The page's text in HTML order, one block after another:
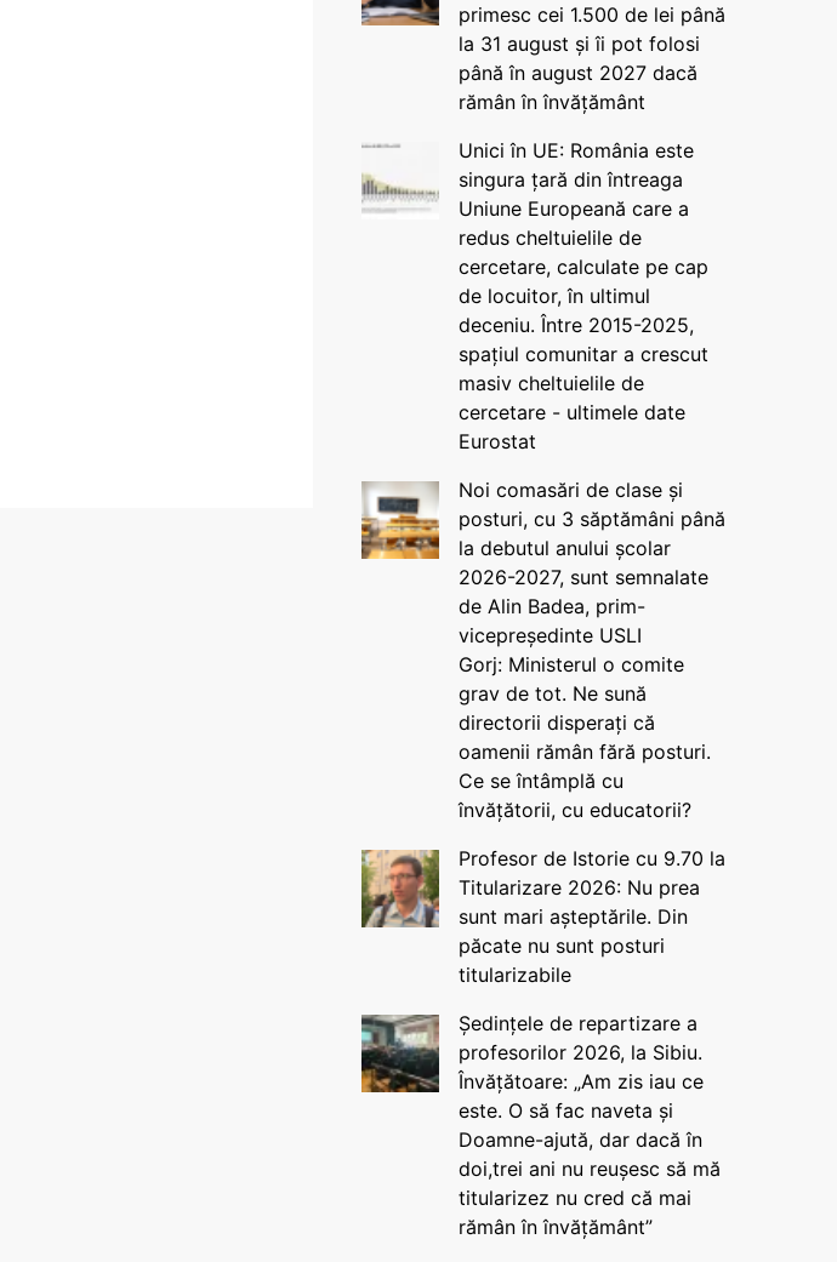
primesc cei 1.500 de lei până
la 31 august și îi pot folosi
până în august 2027 dacă
rămân în învățământ
Unici în UE: România este
singura țară din întreaga
Uniune Europeană care a
redus cheltuielile de
cercetare, calculate pe cap
de locuitor, în ultimul
deceniu. Între 2015-2025,
spațiul comunitar a crescut
masiv cheltuielile de
cercetare - ultimele date
Eurostat
Noi comasări de clase și
posturi, cu 3 săptămâni până
la debutul anului școlar
2026-2027, sunt semnalate
de Alin Badea, prim-
vicepreședinte USLI
Gorj: Ministerul o comite
grav de tot. Ne sună
directorii disperați că
oamenii rămân fără posturi.
Ce se întâmplă cu
învățătorii, cu educatorii?
Profesor de Istorie cu 9.70 la
Titularizare 2026: Nu prea
sunt mari așteptările. Din
păcate nu sunt posturi
titularizabile
Ședințele de repartizare a
profesorilor 2026, la Sibiu.
Învățătoare: „Am zis iau ce
este. O să fac naveta și
Doamne-ajută, dar dacă în
doi,trei ani nu reușesc să mă
titularizez nu cred că mai
rămân în învățământ”